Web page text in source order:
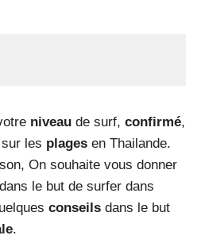
niveau de surf, confirmé,
les plages en Thailande.
On souhaite vous donner
le but de surfer dans
conseils dans le but
.